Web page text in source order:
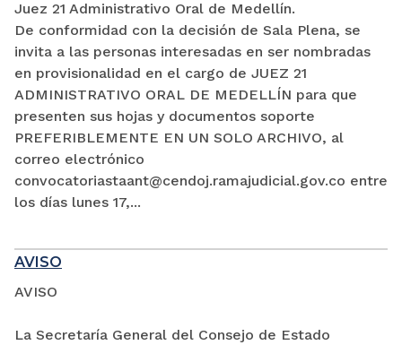
Juez 21 Administrativo Oral de Medellín.
De conformidad con la decisión de Sala Plena, se
invita a las personas interesadas en ser nombradas
en provisionalidad en el cargo de JUEZ 21
ADMINISTRATIVO ORAL DE MEDELLÍN para que
presenten sus hojas y documentos soporte
PREFERIBLEMENTE EN UN SOLO ARCHIVO, al
correo electrónico
convocatoriastaant@cendoj.ramajudicial.gov.co entre
los días lunes 17,...
AVISO
AVISO
La Secretaría General del Consejo de Estado